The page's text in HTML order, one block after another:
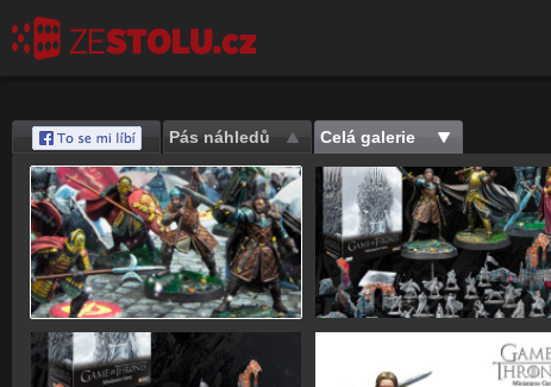
Pás náhledů Celá galerie
Save